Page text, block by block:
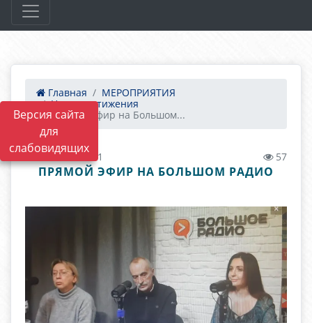
Версия сайта
для
слабовидящих
Главная
МЕРОПРИЯТИЯ
Наши достижения
Прямой эфир на Большом...
15.03.2023 13:11 57
ПРЯМОЙ ЭФИР НА БОЛЬШОМ РАДИО